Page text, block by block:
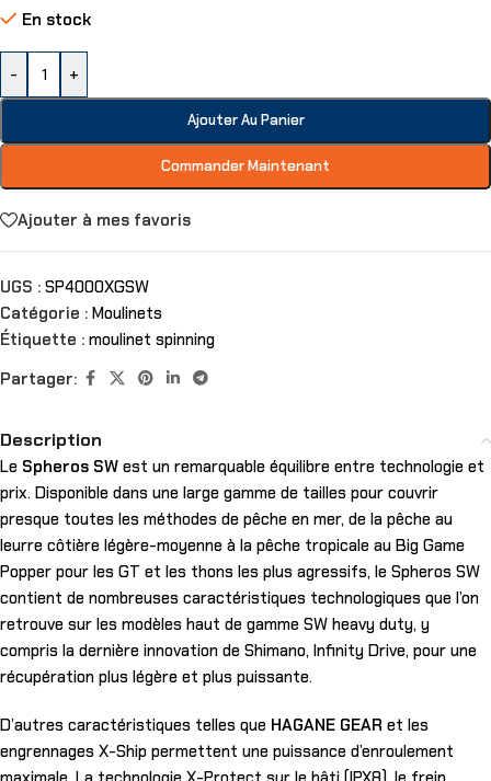
En stock
- +
Ajouter Au Panier
Commander Maintenant
Ajouter à mes favoris
UGS : SP4000XGSW
Catégorie : Moulinets
Étiquette : moulinet spinning
Partager:
Description
Le Spheros SW est un remarquable équilibre entre technologie et
prix. Disponible dans une large gamme de tailles pour couvrir
presque toutes les méthodes de pêche en mer, de la pêche au
leurre côtière légère-moyenne à la pêche tropicale au Big Game
Popper pour les GT et les thons les plus agressifs, le Spheros SW
contient de nombreuses caractéristiques technologiques que l’on
retrouve sur les modèles haut de gamme SW heavy duty, y
compris la dernière innovation de Shimano, Infinity Drive, pour une
récupération plus légère et plus puissante.
D’autres caractéristiques telles que HAGANE GEAR et les
engrennages X-Ship permettent une puissance d’enroulement